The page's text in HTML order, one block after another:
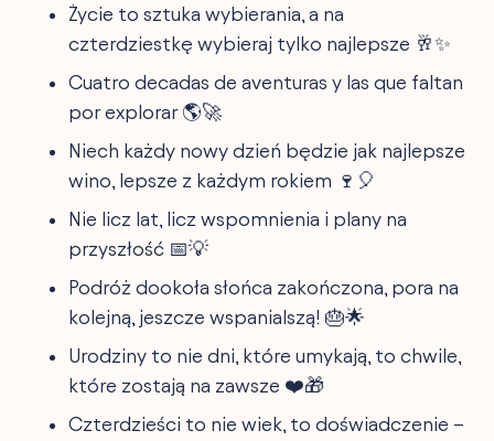
Życie to sztuka wybierania, a na
czterdziestkę wybieraj tylko najlepsze 🥂✨
Cuatro decadas de aventuras y las que faltan
por explorar 🌎🚀
Niech każdy nowy dzień będzie jak najlepsze
wino, lepsze z każdym rokiem 🍷🎈
Nie licz lat, licz wspomnienia i plany na
przyszłość 📅💡
Podróż dookoła słońca zakończona, pora na
kolejną, jeszcze wspanialszą! 🎂🌟
Urodziny to nie dni, które umykają, to chwile,
które zostają na zawsze ❤️🎁
Czterdzieści to nie wiek, to doświadczenie –